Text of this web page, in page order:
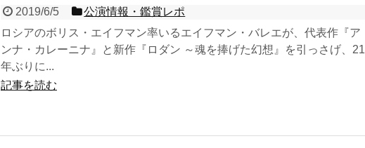
2019/6/5
公演情報・鑑賞レポ
ロシアのボリス・エイフマン率いるエイフマン・バレエが、代表作『ア
ンナ・カレーニナ』と新作『ロダン ～魂を捧げた幻想』を引っさげ、21
年ぶりに...
記事を読む